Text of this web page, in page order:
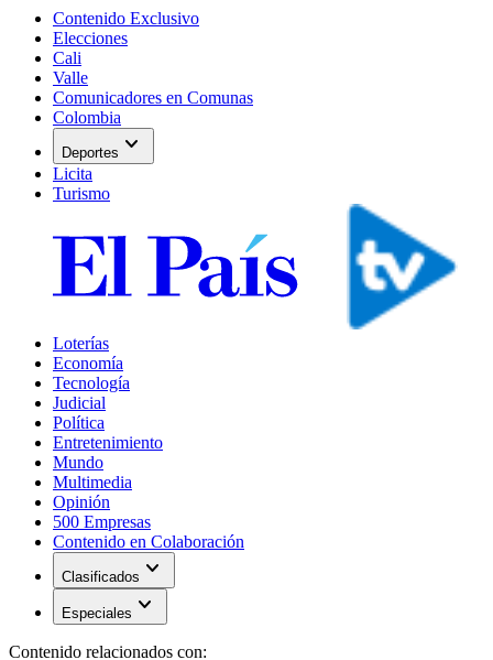
Contenido Exclusivo
Elecciones
Cali
Valle
Comunicadores en Comunas
Colombia
Deportes expand_more
Licita
Turismo
Loterías
Economía
Tecnología
Judicial
Política
Entretenimiento
Mundo
Multimedia
Opinión
500 Empresas
Contenido en Colaboración
Clasificados expand_more
Especiales expand_more
Contenido relacionados con: